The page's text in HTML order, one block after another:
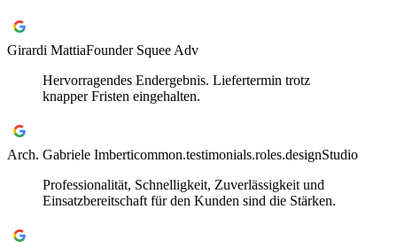
Girardi MattiaFounder Squee Adv
Hervorragendes Endergebnis. Liefertermin trotz
knapper Fristen eingehalten.
Arch. Gabriele Imberticommon.testimonials.roles.designStudio
Professionalität, Schnelligkeit, Zuverlässigkeit und
Einsatzbereitschaft für den Kunden sind die Stärken.